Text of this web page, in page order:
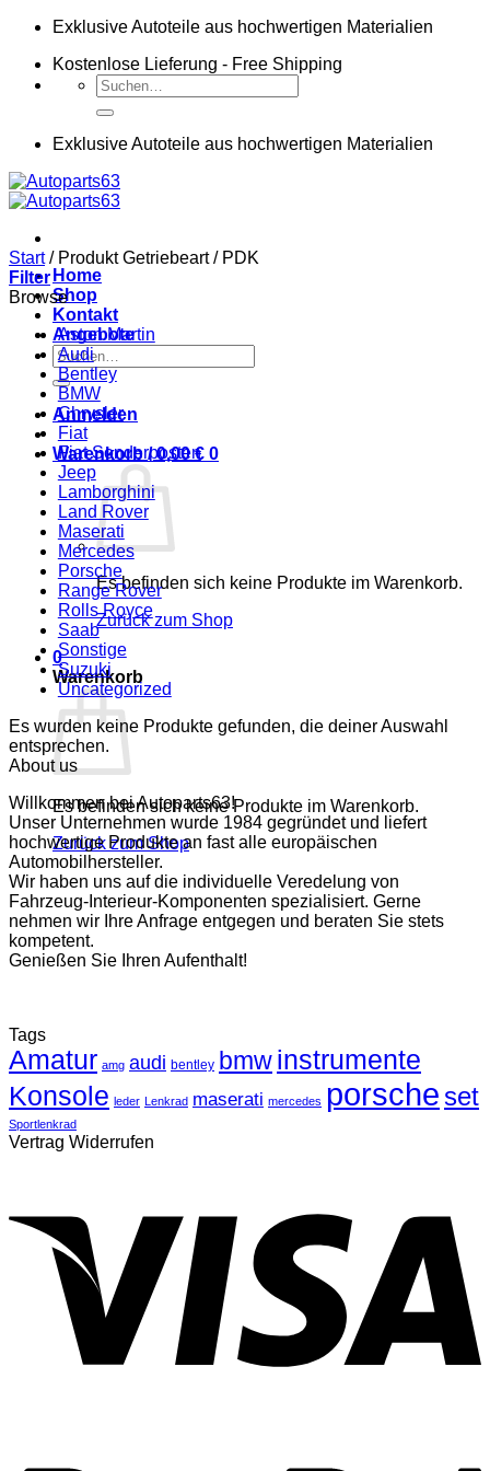
Zum
springen
Exklusive Autoteile aus hochwertigen Materialien
Kostenlose Lieferung - Free Shipping
Suchen
nach:
Exklusive Autoteile aus hochwertigen Materialien
Home
Shop
Kontakt
Angebote
Suchen
nach:
Anmelden
Warenkorb /0,00€ 0
Es befinden sich keine Produkte im Warenkorb.
Zurück zum Shop
0
Warenkorb
Es befinden sich keine Produkte im Warenkorb.
Zurück zum Shop
Start /Produkt Getriebeart/PDK
Filter
Browse
Aston Martin
Audi
Bentley
BMW
Chrysler
Fiat
Fiat Sonderposten
Jeep
Lamborghini
Land Rover
Maserati
Mercedes
Porsche
Range Rover
Rolls Royce
Saab
Sonstige
Suzuki
Uncategorized
Es wurden keine Produkte gefunden, die deiner Auswahl
entsprechen.
About us
Willkommen bei Autoparts63!
Unser Unternehmen wurde 1984 gegründet und liefert
hochwertige Produkte an fast alle europäischen
Automobilhersteller.
Wir haben uns auf die individuelle Veredelung von
Fahrzeug-Interieur-Komponenten spezialisiert. Gerne
nehmen wir Ihre Anfrage entgegen und beraten Sie stets
kompetent.
Genießen Sie Ihren Aufenthalt!
Tags
Amatur amg audi bentley bmwinstrumente
Konsole leder Lenkrad maserati mercedes porsche set
Sportlenkrad
Vertrag Widerrufen